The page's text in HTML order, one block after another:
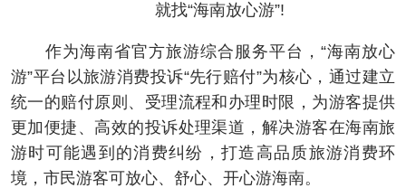
就找“海南放心游”!
作为海南省官方旅游综合服务平台，“海南放心
游”平台以旅游消费投诉“先行赔付”为核心，通过建立
统一的赔付原则、受理流程和办理时限，为游客提供
更加便捷、高效的投诉处理渠道，解决游客在海南旅
游时可能遇到的消费纠纷，打造高品质旅游消费环
境，市民游客可放心、舒心、开心游海南。